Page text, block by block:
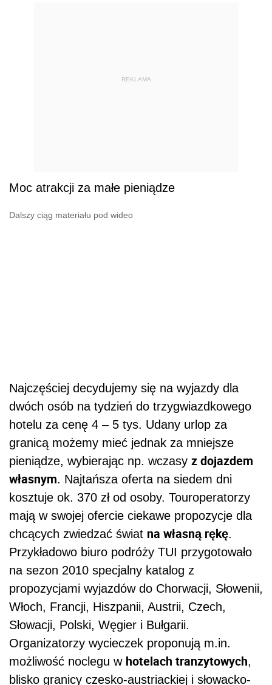
REKLAMA
Moc atrakcji za małe pieniądze
Dalszy ciąg materiału pod wideo
Najczęściej decydujemy się na wyjazdy dla
dwóch osób na tydzień do trzygwiazdkowego
hotelu za cenę 4 – 5 tys. Udany urlop za
granicą możemy mieć jednak za mniejsze
pieniądze, wybierając np. wczasy z dojazdem
własnym. Najtańsza oferta na siedem dni
kosztuje ok. 370 zł od osoby. Touroperatorzy
mają w swojej ofercie ciekawe propozycje dla
chcących zwiedzać świat na własną rękę.
Przykładowo biuro podróży TUI przygotowało
na sezon 2010 specjalny katalog z
propozycjami wyjazdów do Chorwacji, Słowenii,
Włoch, Francji, Hiszpanii, Austrii, Czech,
Słowacji, Polski, Węgier i Bułgarii.
Organizatorzy wycieczek proponują m.in.
możliwość noclegu w hotelach tranzytowych,
blisko granicy czesko-austriackiej i słowacko-